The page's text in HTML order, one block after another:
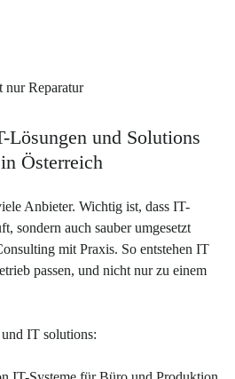
nur Reparatur
und Solutions
Österreich
Anbieter. Wichtig ist, dass IT-
sondern auch sauber umgesetzt
mit Praxis. So entstehen IT
passen, und nicht nur zu einem
IT solutions: